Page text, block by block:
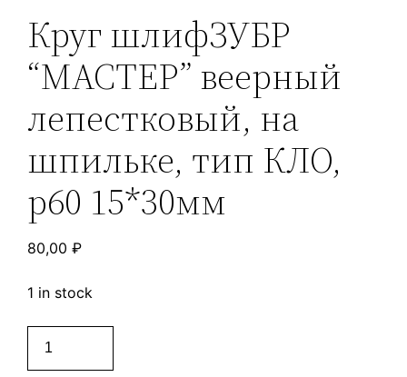
Круг шлифЗУБР
“МАСТЕР” веерный
лепестковый, на
шпильке, тип КЛО,
р60 15*30мм
80,00₽
1 in stock
шлифЗУБР